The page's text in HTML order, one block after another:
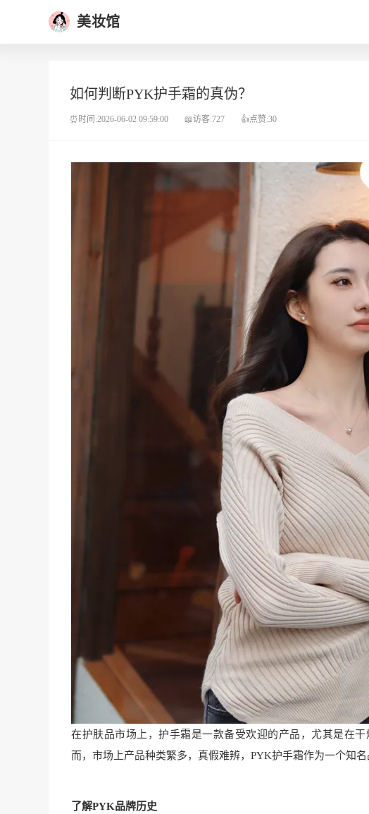
美妆馆
如何判断PYK护手霜的真伪？
⏰时间:2026-06-02 09:59:00 📖访客:727 👍点赞:30
在护肤品市场上，护手霜是一款备受欢迎的产品，尤其是在
而，市场上产品种类繁多，真假难辨，PYK护手霜作为一个知
了解PYK品牌历史